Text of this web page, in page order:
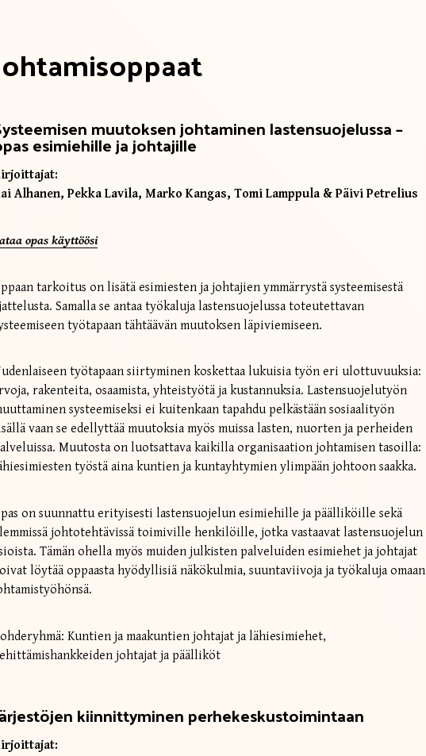
muutoksen johtaminen lastensuojelussa –
esimiehille ja johtajille
Alhanen, Pekka Lavila, Marko Kangas, Tomi Lamppula & Päivi Petrelius
opas käyttöösi
tarkoitus on lisätä esimiesten ja johtajien ymmärrystä systeemisestä
Samalla se antaa työkaluja lastensuojelussa toteutettavan
työtapaan tähtäävän muutoksen läpiviemiseen.
työtapaan siirtyminen koskettaa lukuisia työn eri ulottuvuuksia:
rakenteita, osaamista, yhteistyötä ja kustannuksia. Lastensuojelutyön
systeemiseksi ei kuitenkaan tapahdu pelkästään sosiaalityön
vaan se edellyttää muutoksia myös muissa lasten, nuorten ja perheiden
Muutosta on luotsattava kaikilla organisaation johtamisen tasoilla:
työstä aina kuntien ja kuntayhtymien ylimpään johtoon saakka.
on suunnattu erityisesti lastensuojelun esimiehille ja päälliköille sekä
johtotehtävissä toimiville henkilöille, jotka vastaavat lastensuojelun
Tämän ohella myös muiden julkisten palveluiden esimiehet ja johtajat
löytää oppaasta hyödyllisiä näkökulmia, suuntaviivoja ja työkaluja omaan
Kuntien ja maakuntien johtajat ja lähiesimiehet,
johtajat ja päälliköt
kiinnittyminen perhekeskustoimintaan